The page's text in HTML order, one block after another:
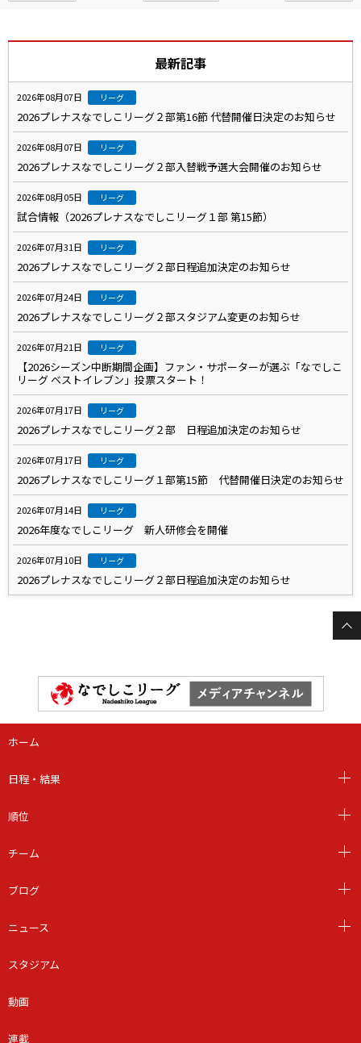
最新記事
2026年08月07日 リーグ
2026プレナスなでしこリーグ２部第16節 代替開催日決定のお知らせ
2026年08月07日 リーグ
2026プレナスなでしこリーグ２部入替戦予選大会開催のお知らせ
2026年08月05日 リーグ
試合情報（2026プレナスなでしこリーグ１部 第15節）
2026年07月31日 リーグ
2026プレナスなでしこリーグ２部日程追加決定のお知らせ
2026年07月24日 リーグ
2026プレナスなでしこリーグ２部スタジアム変更のお知らせ
2026年07月21日 リーグ
【2026シーズン中断期間企画】ファン・サポーターが選ぶ「なでしこ
リーグ ベストイレブン」投票スタート！
2026年07月17日 リーグ
2026プレナスなでしこリーグ２部 日程追加決定のお知らせ
2026年07月17日 リーグ
2026プレナスなでしこリーグ１部第15節 代替開催日決定のお知らせ
2026年07月14日 リーグ
2026年度なでしこリーグ 新人研修会を開催
2026年07月10日 リーグ
2026プレナスなでしこリーグ２部日程追加決定のお知らせ
ホーム
日程・結果
順位
チーム
ブログ
ニュース
スタジアム
動画
連載